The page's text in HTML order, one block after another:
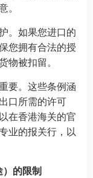
。如果您进口的
您拥有合法的授
被扣留。
要。这些条例涵
口所需的许可
在香港海关的官
业的报关行，以
）的限制